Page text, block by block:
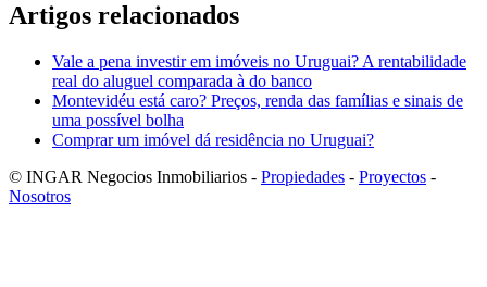
Artigos relacionados
Vale a pena investir em imóveis no Uruguai? A rentabilidade
real do aluguel comparada à do banco
Montevidéu está caro? Preços, renda das famílias e sinais de
uma possível bolha
Comprar um imóvel dá residência no Uruguai?
© INGAR Negocios Inmobiliarios - Propiedades - Proyectos -
Nosotros